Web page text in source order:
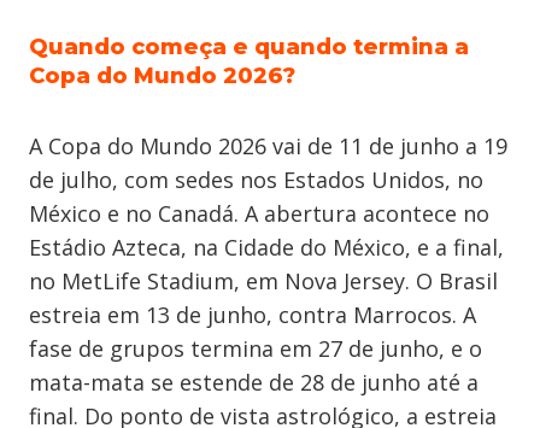
Quando começa e quando termina a
Copa do Mundo 2026?
A Copa do Mundo 2026 vai de 11 de junho a 19
de julho, com sedes nos Estados Unidos, no
México e no Canadá. A abertura acontece no
Estádio Azteca, na Cidade do México, e a final,
no MetLife Stadium, em Nova Jersey. O Brasil
estreia em 13 de junho, contra Marrocos. A
fase de grupos termina em 27 de junho, e o
mata-mata se estende de 28 de junho até a
final. Do ponto de vista astrológico, a estreia